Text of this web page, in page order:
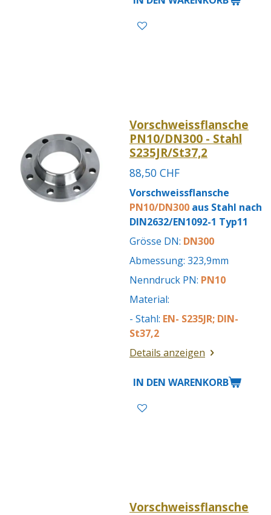
Vorschweissflansche
PN10/DN300 - Stahl
S235JR/St37,2
88,50 CHF
Vorschweissflansche
PN10/DN300 aus Stahl nach
DIN2632/EN1092-1 Typ11
Grösse DN: DN300
Abmessung: 323,9mm
Nenndruck PN: PN10
Material:
- Stahl: EN- S235JR; DIN-
St37,2
Details anzeigen
IN DEN WARENKORB
Vorschweissflansche